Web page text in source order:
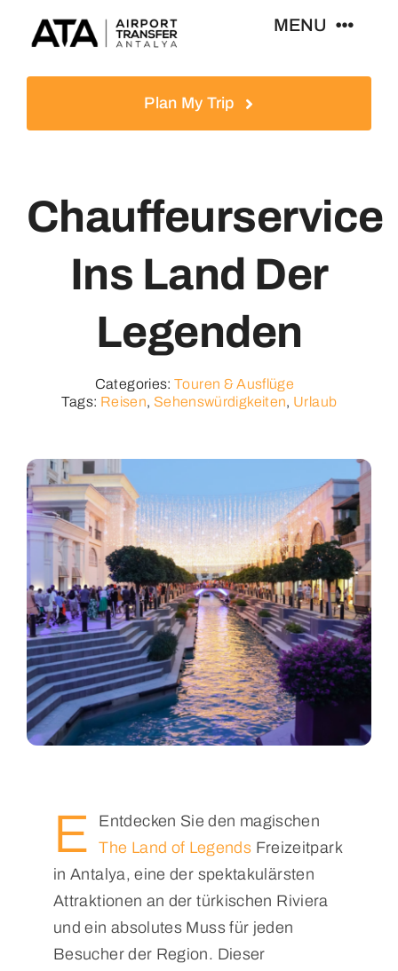
Inhalt
MENU
Reiseziele
Plan My Trip
Chauffeurservice
Ins Land Der
Legenden
Categories:Touren & Ausflüge
Tags: Reisen, Sehenswürdigkeiten, Urlaub
E
Entdecken Sie den magischen
The Land of Legends Freizeitpark
in Antalya, eine der spektakulärsten
Attraktionen an der türkischen Riviera
und ein absolutes Muss für jeden
Besucher der Region. Dieser